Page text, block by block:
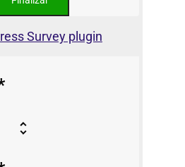
Survey plugin